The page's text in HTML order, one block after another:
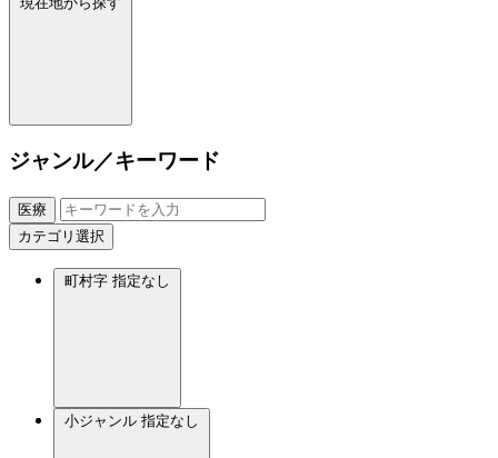
ジャンル／キーワード
医療
カテゴリ選択
町村字 指定なし
小ジャンル 指定なし